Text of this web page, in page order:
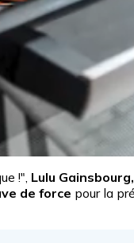
!", Lulu
de force pour la